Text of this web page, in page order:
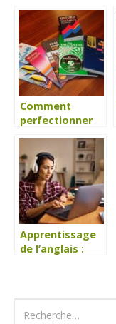
distance ?
Comment
perfectionner
professionnel ?
Apprentissage
de l’anglais :